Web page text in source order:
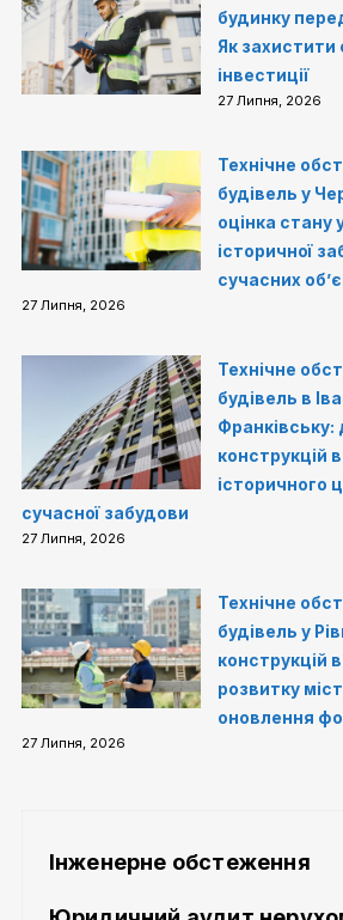
будинку
Як захистити
інвестиції
27 Липня, 2026
Технічне
будівель у
оцінка стану
історичної
сучасних
27 Липня, 2026
Технічне
будівель в
Франківську:
конструкцій
історичного
сучасної забудови
27 Липня, 2026
Технічне
будівель у
конструкцій
розвитку
оновлення
27 Липня, 2026
Інженерне обстеження